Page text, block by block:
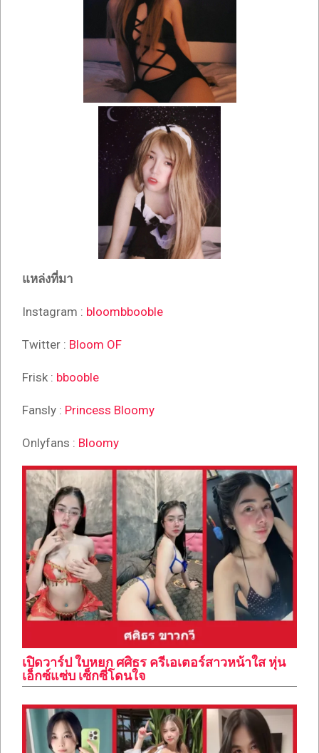
แหล่งที่มา
Instagram : bloombbooble
Twitter : Bloom OF
Frisk : bbooble
Fansly : Princess Bloomy
Onlyfans : Bloomy
เปิดวาร์ป ใบหยก ศศิธร ครีเอเตอร์สาวหน้าใส หุ่น
เอ็กซ์แซ่บ เซ็กซี่โดนใจ